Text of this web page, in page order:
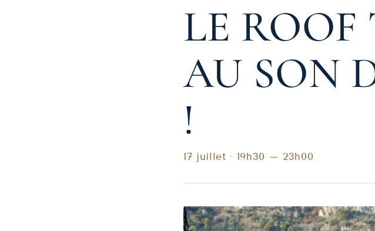
LE ROOF
AU SON
!
17 juillet · 19h30 – 23h00